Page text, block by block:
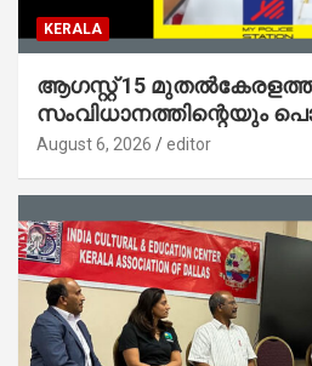
KERALA
ആഗസ്റ്റ് 15
സംവിധാനത്തിന്റെയും
സ്റ്റേഷനുകളുടെയും
August 6, 2026 editor